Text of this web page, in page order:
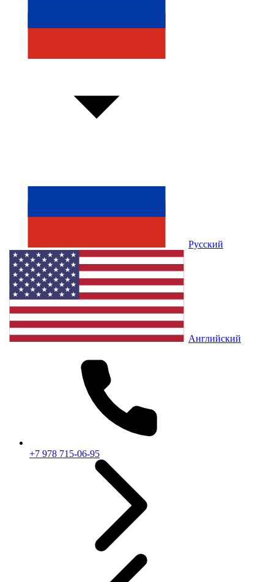
Русский
Английский
+7 978 715-06-95